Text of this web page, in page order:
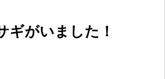
ギがいました！